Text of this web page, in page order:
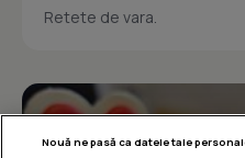
Retete de vara.
Nouă ne pasă ca datele tale